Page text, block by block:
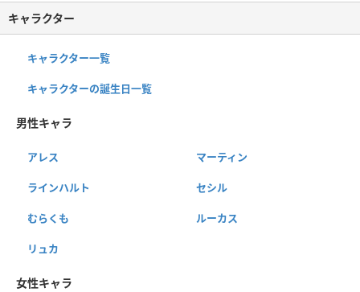
キャラクター
キャラクター一覧
キャラクターの誕生日一覧
男性キャラ
アレス マーティン
ラインハルト セシル
むらくも ルーカス
リュカ
女性キャラ